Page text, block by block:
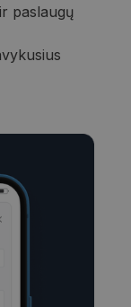
paslaugų